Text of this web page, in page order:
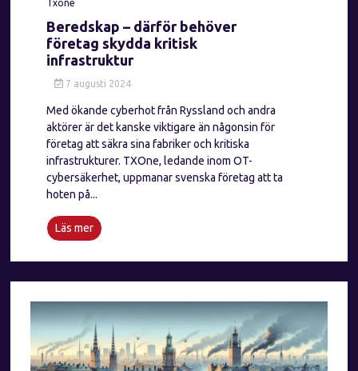
Txone
Beredskap – därför behöver
företag skydda kritisk
infrastruktur
7 augusti 2024
Med ökande cyberhot från Ryssland och andra
aktörer är det kanske viktigare än någonsin för
företag att säkra sina fabriker och kritiska
infrastrukturer. TXOne, ledande inom OT-
cybersäkerhet, uppmanar svenska företag att ta
hoten på...
Läs mer